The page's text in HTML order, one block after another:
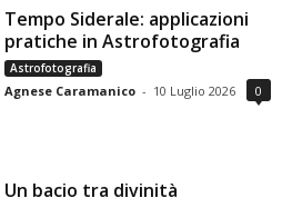
Tempo Siderale: applicazioni
pratiche in Astrofotografia
Astrofotografia
Agnese Caramanico - 10 Luglio 2026 0
Un bacio tra divinità